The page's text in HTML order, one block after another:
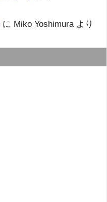
に Miko Yoshimura より